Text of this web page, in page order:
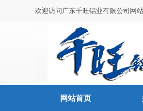
欢迎访问广东千旺铝业有限公司网站
网站首页